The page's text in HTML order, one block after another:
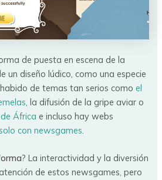
de puesta en escena de la
un diseño lúdico, como una especie
de temas tan serios comoel
, la difusión de la gripe aviar o
África e incluso hay webs
con newsgames.
? La interactividad y la diversión
de estos newsgames, pero